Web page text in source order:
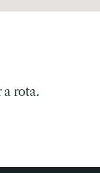
a rota.